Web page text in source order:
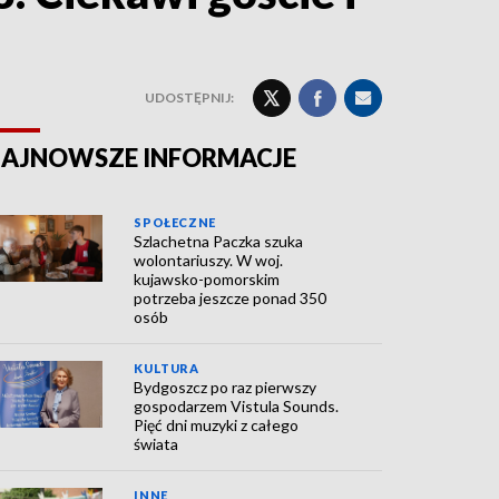
UDOSTĘPNIJ:
INFORMACJE
SPOŁECZNE
Szlachetna Paczka szuka
wolontariuszy. W woj.
kujawsko-pomorskim
potrzeba jeszcze ponad 350
osób
KULTURA
Bydgoszcz po raz pierwszy
gospodarzem Vistula Sounds.
Pięć dni muzyki z całego
świata
INNE